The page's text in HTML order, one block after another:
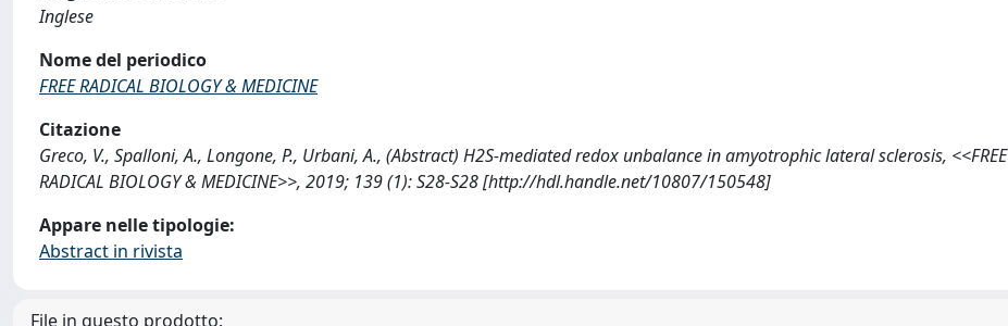
Inglese
Nome del periodico
FREE RADICAL BIOLOGY & MEDICINE
Citazione
Greco, V., Spalloni, A., Longone, P., Urbani, A., (Abstract) H2S-mediated redox unbalance in amyotrophic lateral sclerosis, <<FREE
RADICAL BIOLOGY & MEDICINE>>, 2019; 139 (1): S28-S28 [http://hdl.handle.net/10807/150548]
Appare nelle tipologie:
Abstract in rivista
File in questo prodotto: